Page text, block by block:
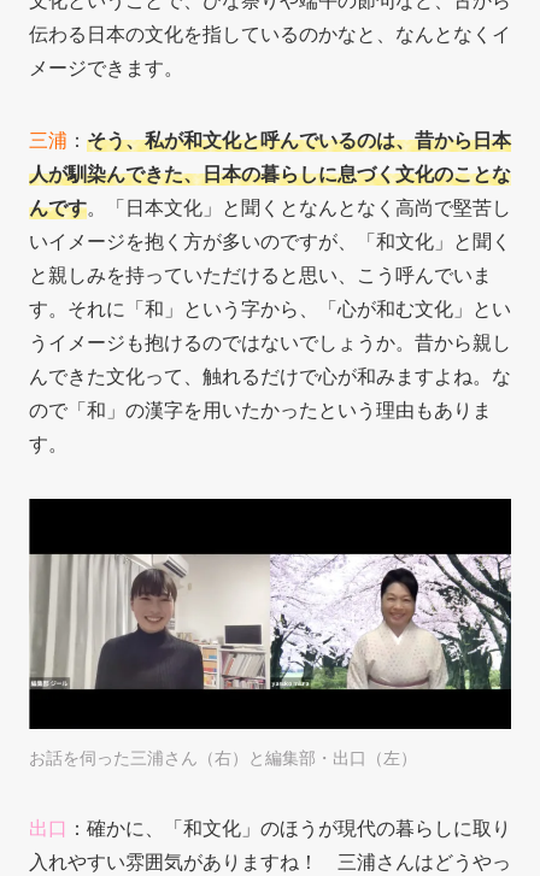
伝わる日本の文化を指しているのかなと、なんとなくイ
メージできます。
三浦 ： そう、私が和文化と呼んでいるのは、昔から日本
人が馴染んできた、日本の暮らしに息づく文化のことな
んです。「日本文化」と聞くとなんとなく高尚で堅苦し
いイメージを抱く方が多いのですが、「和文化」と聞く
と親しみを持っていただけると思い、こう呼んでいま
す。それに「和」という字から、「心が和む文化」とい
うイメージも抱けるのではないでしょうか。昔から親し
んできた文化って、触れるだけで心が和みますよね。な
ので「和」の漢字を用いたかったという理由もありま
す。
お話を伺った三浦さん（右）と編集部・出口（左）
出口 ：確かに、「和文化」のほうが現代の暮らしに取り
入れやすい雰囲気がありますね！ 三浦さんはどうやっ